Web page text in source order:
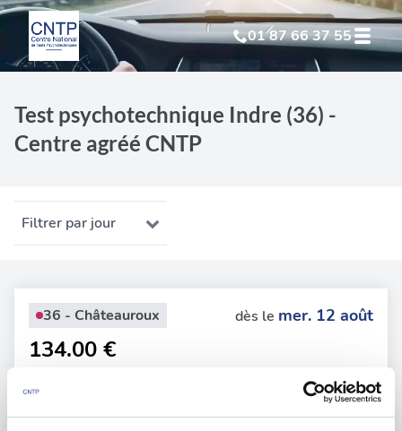
01 87 66 37 55
Test Psychotechniquesuite à annulation
Test Psychotechnique
Test Psychotechnique
Test psychotechnique Indre (36) -
Centre agréé CNTP
Filtrer par jour
36 - Châteauroux dès le mer. 12 août
134.00 €
11 Pl. la Fayette, 36000 Châteauroux